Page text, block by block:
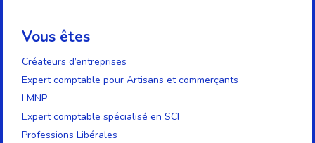
Vous êtes
Créateurs d’entreprises
Expert comptable pour Artisans et commerçants
LMNP
Expert comptable spécialisé en SCI
Professions Libérales